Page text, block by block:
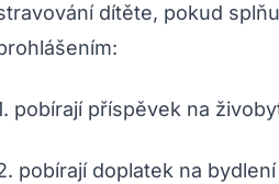
dítěte, pokud
pobírají příspěvek na
pobírají doplatek na bydlení